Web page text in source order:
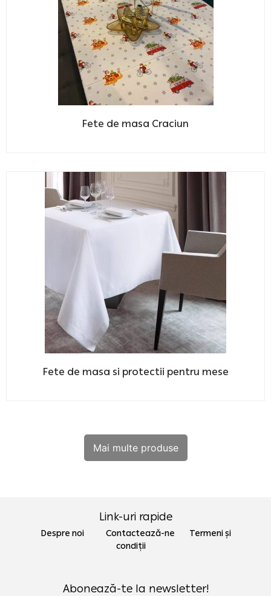
Fete de masa Craciun
Fete de masa si protectii pentru mese
Mai multe produse
Link-uri rapide
Despre noi Contactează-ne
Termeni și
condiții
Abonează-te la newsletter!